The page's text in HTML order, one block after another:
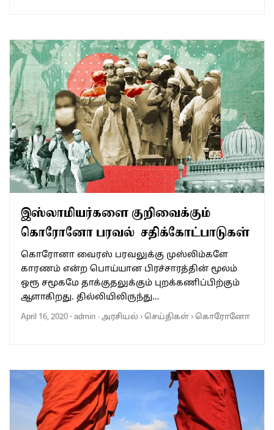
இஸ்லாமியர்களை குறிவைக்கும்
கொரோனோ பரவல் சதிக்கோட்பாடுகள்
கொரோனா வைரஸ் பரவலுக்கு முஸ்லிம்களே
காரணம் என்ற பொய்யான பிரச்சாரத்தின் மூலம்
ஒரூ சமூகமே தாக்குதலுக்கும் புறக்கணிப்பிற்கும்
ஆளாகிறது. தில்லியிலிருந்து…
April 16, 2020-admin · அரசியல்›செய்திகள்›கொரோனோ